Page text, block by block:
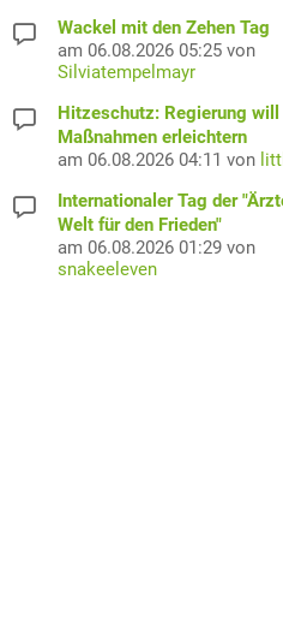
Wackel mit den Zehen Tag
am 06.08.2026 05:25 von
Silviatempelmayr
Hitzeschutz: Regierung will
Maßnahmen erleichtern
am 06.08.2026 04:11 von
Internationaler Tag der
Welt für den Frieden"
am 06.08.2026 01:29 von
snakeeleven